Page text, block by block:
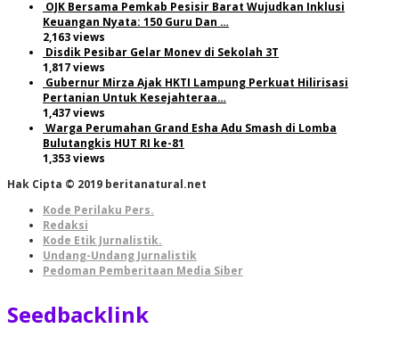
OJK Bersama Pemkab Pesisir Barat Wujudkan Inklusi
Keuangan Nyata: 150 Guru Dan …
2,163 views
Disdik Pesibar Gelar Monev di Sekolah 3T
1,817 views
Gubernur Mirza Ajak HKTI Lampung Perkuat Hilirisasi
Pertanian Untuk Kesejahteraa…
1,437 views
Warga Perumahan Grand Esha Adu Smash di Lomba
Bulutangkis HUT RI ke-81
1,353 views
Hak Cipta © 2019 beritanatural.net
Kode Perilaku Pers.
Redaksi
Kode Etik Jurnalistik.
Undang-Undang Jurnalistik
Pedoman Pemberitaan Media Siber
Seedbacklink